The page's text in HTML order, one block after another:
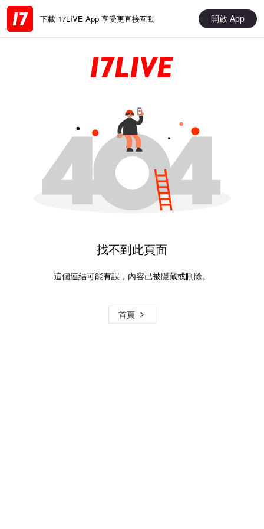
下載 17LIVE App 享受更直接互動 開啟 App
找不到此頁面
這個連結可能有誤，內容已被隱藏或刪除。
首頁